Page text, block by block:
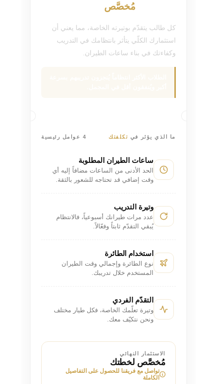
مُخصَّص
كل طالب يتقدّم بوتيرته الخاصة، مما يعني أن
استثمارك الكلّي يتأثر بانتظامك في التدريب
وكفاءتك في بناء ساعات الطيران.
ما الذي يؤثر في تكلفتك 4 عوامل رئيسية
ساعات الطيران المطلوبة
الحد الأدنى من الساعات مضافاً إليه أي
وقت إضافي قد تحتاجه للشعور بالثقة.
وتيرة التدريب
عدد مرات طيرانك أسبوعياً، فالانتظام
يُبقي التقدّم ثابتاً وفعّالاً.
استخدام الطائرة
نوع الطائرة وإجمالي وقت الطيران
المستخدم خلال تدريبك.
التقدّم الفردي
وتيرة تعلّمك الخاصة، فكل طيار مختلف
ونحن نتكيّف معك.
الاستثمار النهائي
مُخصَّص لخطتك
تواصل مع فريقنا للحصول على التفاصيل
الكاملة